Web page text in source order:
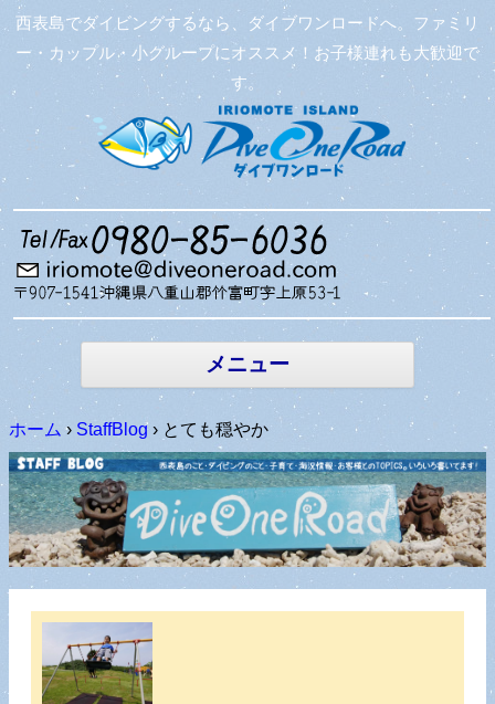
西表島でダイビングするなら、ダイブワンロードへ。ファミリ
ー・カップル・小グループにオススメ！お子様連れも大歓迎で
す。
メニュー
コンテン
ホーム › StaffBlog › とても穏やか